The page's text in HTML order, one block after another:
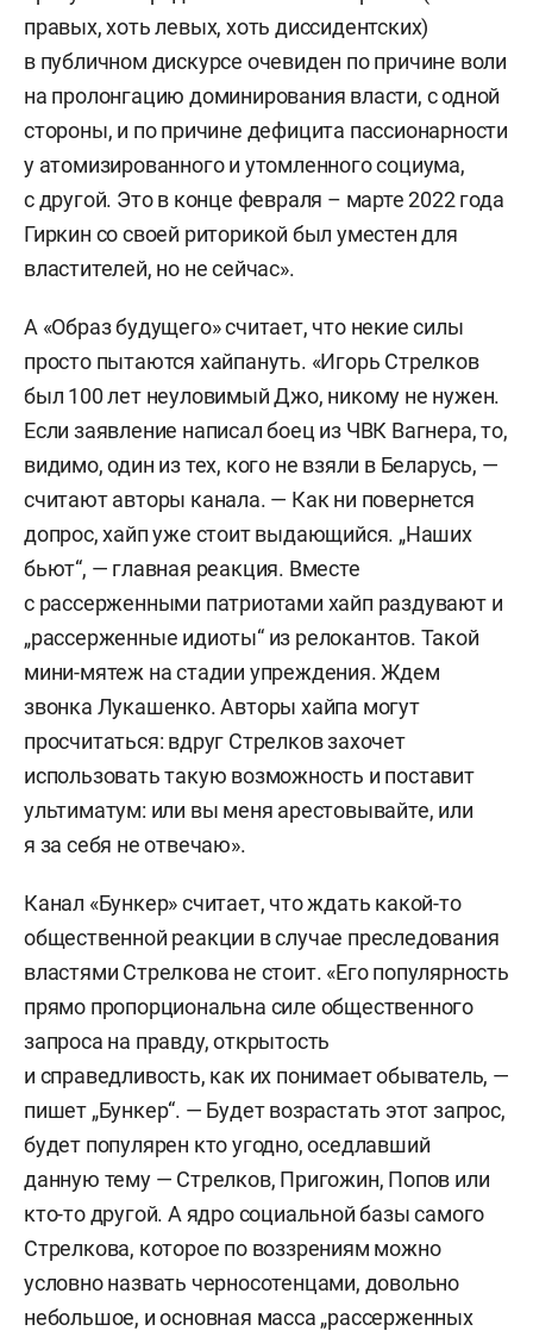
правых, хоть левых, хоть диссидентских)
в публичном дискурсе очевиден по причине воли
на пролонгацию доминирования власти, с одной
стороны, и по причине дефицита пассионарности
у атомизированного и утомленного социума,
с другой. Это в конце февраля – марте 2022 года
Гиркин со своей риторикой был уместен для
властителей, но не сейчас».
А «Образ будущего» считает, что некие силы
просто пытаются хайпануть. «Игорь Стрелков
был 100 лет неуловимый Джо, никому не нужен.
Если заявление написал боец из ЧВК Вагнера, то,
видимо, один из тех, кого не взяли в Беларусь, —
считают авторы канала. — Как ни повернется
допрос, хайп уже стоит выдающийся. „Наших
бьют“, — главная реакция. Вместе
с рассерженными патриотами хайп раздувают и
„рассерженные идиоты“ из релокантов. Такой
мини-мятеж на стадии упреждения. Ждем
звонка Лукашенко. Авторы хайпа могут
просчитаться: вдруг Стрелков захочет
использовать такую возможность и поставит
ультиматум: или вы меня арестовывайте, или
я за себя не отвечаю».
Канал «Бункер» считает, что ждать какой-то
общественной реакции в случае преследования
властями Стрелкова не стоит. «Его популярность
прямо пропорциональна силе общественного
запроса на правду, открытость
и справедливость, как их понимает обыватель, —
пишет „Бункер“. — Будет возрастать этот запрос,
будет популярен кто угодно, оседлавший
данную тему — Стрелков, Пригожин, Попов или
кто-то другой. А ядро социальной базы самого
Стрелкова, которое по воззрениям можно
условно назвать черносотенцами, довольно
небольшое, и основная масса „рассерженных